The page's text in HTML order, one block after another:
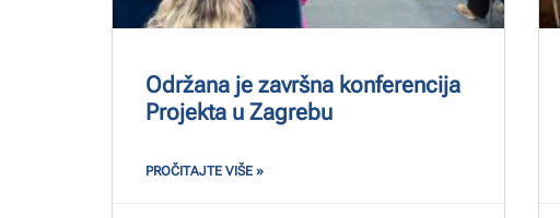
Održana je završna konferencija
Projekta u Zagrebu
PROČITAJTE VIŠE »